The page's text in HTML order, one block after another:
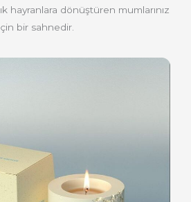
hayranlara dönüştüren mumlarınız
bir sahnedir.